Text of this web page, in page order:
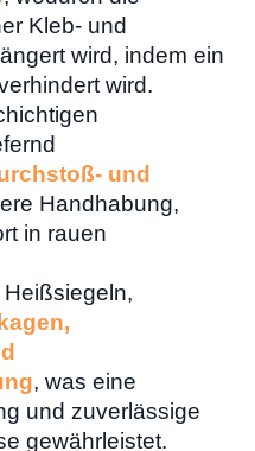
Kleb- und
wird, indem ein
wird.
und
Handhabung,
in rauen
, was eine
und zuverlässige
gewährleistet.